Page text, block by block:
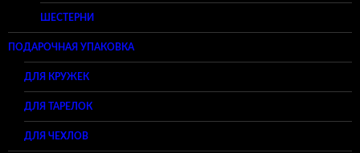
ШЕСТЕРНИ
ПОДАРОЧНАЯ УПАКОВКА
ДЛЯ КРУЖЕК
ДЛЯ ТАРЕЛОК
ДЛЯ ЧЕХЛОВ